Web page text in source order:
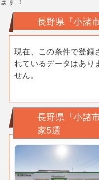
長野県『小諸
現在、この条件で登録
れているデータはあり
せん。
長野県『小諸
家5選